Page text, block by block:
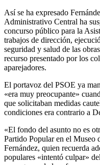
Así se ha expresado
Administrativo Central ha
concurso público para la
trabajos de dirección,
seguridad y salud de las
recurso presentado por los
aparejadores.
El portavoz del PSOE ya
«era muy preocupante»
que solicitaban medidas
condiciones era contrario a
«El fondo del asunto no es
Partido Popular en el Museo
Fernández, quien recuerda
populares «intentó culpar»